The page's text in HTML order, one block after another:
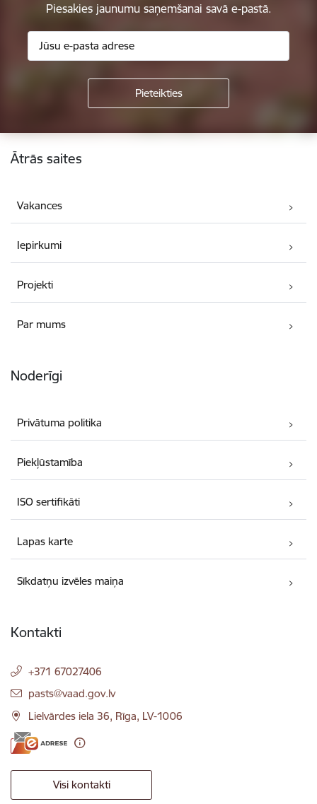
Piesakies jaunumu saņemšanai savā e-pastā.
Kājene
Ātrās saites
Vakances
Iepirkumi
Projekti
Par mums
Noderīgi
Privātuma politika
Piekļūstamība
ISO sertifikāti
Lapas karte
Sīkdatņu izvēles maiņa
Kontakti
+371 67027406
E-pasts:
pasts@vaad.gov.lv
Lielvārdes iela 36, Rīga, LV-1006
Visi kontakti